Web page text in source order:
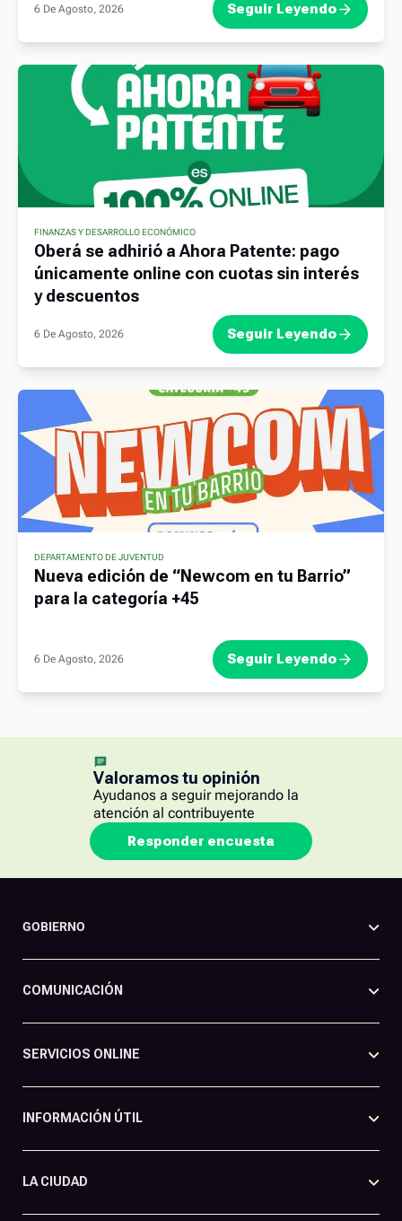
6 De Agosto, 2026 Seguir Leyendo
FINANZAS Y DESARROLLO ECONÓMICO
Oberá se adhirió a Ahora Patente: pago
únicamente online con cuotas sin interés
y descuentos
6 De Agosto, 2026 Seguir Leyendo
DEPARTAMENTO DE JUVENTUD
Nueva edición de “Newcom en tu Barrio”
para la categoría +45
6 De Agosto, 2026 Seguir Leyendo
Valoramos tu opinión
Ayudanos a seguir mejorando la
atención al contribuyente
Responder encuesta
GOBIERNO
COMUNICACIÓN
SERVICIOS ONLINE
INFORMACIÓN ÚTIL
LA CIUDAD